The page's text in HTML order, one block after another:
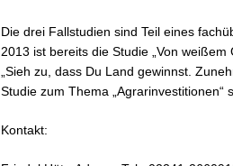
Die drei Fallstudien sind Teil eines
2013 ist bereits die Studie „Von
„Sieh zu, dass Du Land gewinnst.
Studie zum Thema „Agrarinvestitionen“
Kontakt: